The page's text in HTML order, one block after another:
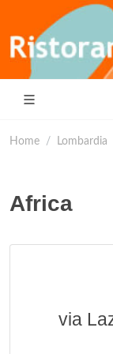
Home Lombardia
Africa
via